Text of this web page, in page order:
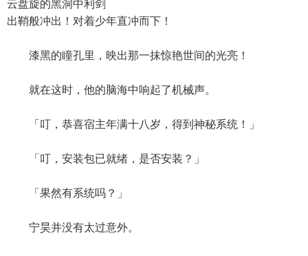
云盘旋的黑洞中利剑
出鞘般冲出！对着少年直冲而下！
漆黑的瞳孔里，映出那一抹惊艳世间的光亮！
就在这时，他的脑海中响起了机械声。
「叮，恭喜宿主年满十八岁，得到神秘系统！」
「叮，安装包已就绪，是否安装？」
「果然有系统吗？」
宁昊并没有太过意外。